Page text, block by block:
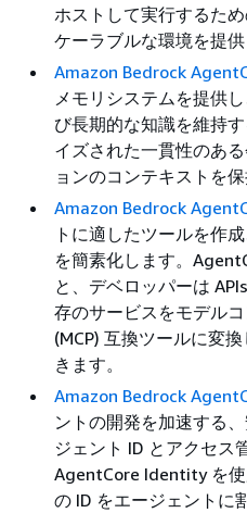
ホストして実行するた
ケーラブルな環境を提供
Amazon Bedrock
メモリシステムを提供
び長期的な知識を維持
イズされた一貫性のあ
ョンのコンテキストを保
Amazon Bedrock
トに適したツールを作
を簡素化します。
と、デベロッパーは
存のサービスをモデル
(MCP) 互換ツールに変
きます。
Amazon Bedrock
ントの開発を加速する
ジェント ID とアクセス
AgentCore Identity を
の ID をエージェントに